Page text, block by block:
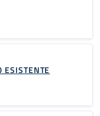
ESISTENTE